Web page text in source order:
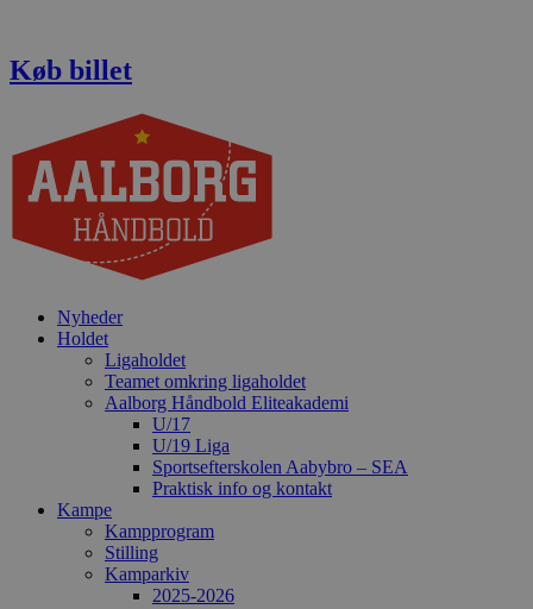
indhold
Køb billet
Nyheder
Holdet
Ligaholdet
Teamet omkring ligaholdet
Aalborg Håndbold Eliteakademi
U/17
U/19 Liga
Sportsefterskolen Aabybro – SEA
Praktisk info og kontakt
Kampe
Kampprogram
Stilling
Kamparkiv
2025-2026